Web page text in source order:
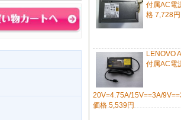
付属AC電
格 7,728円
LENOVO
付属AC電
20V=4.75A/15V==3A/
価格 5,539円